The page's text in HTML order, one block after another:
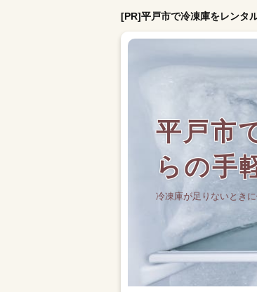
[PR]平戸市で冷凍庫をレンタ
平戸市
らの手
冷凍庫が足りないとき